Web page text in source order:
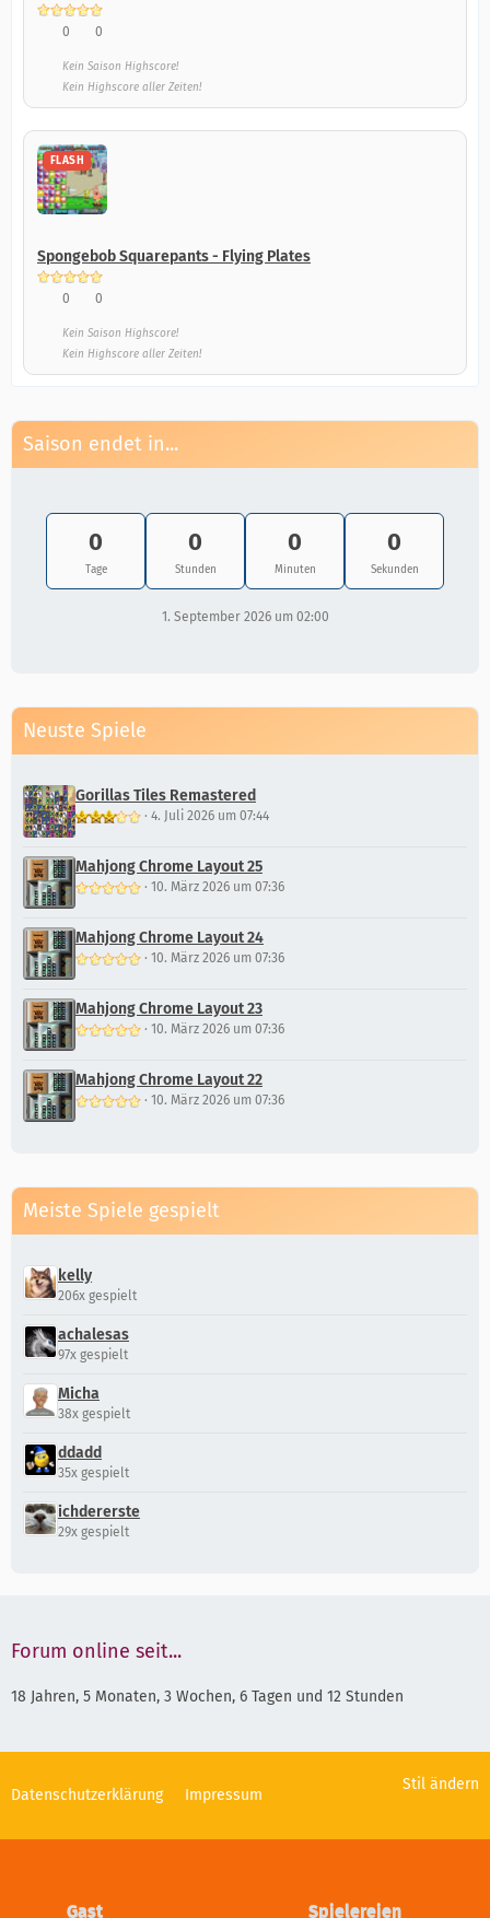
0 0
Kein Saison Highscore!
Kein Highscore aller Zeiten!
FLASH
Spongebob Squarepants - Flying Plates
0 0
Kein Saison Highscore!
Kein Highscore aller Zeiten!
Saison endet in...
0
Tage
0
Stunden
0
Minuten
0
Sekunden
1. September 2026 um 02:00
Neuste Spiele
Gorillas Tiles Remastered
· 4. Juli 2026 um 07:44
Mahjong Chrome Layout 25
· 10. März 2026 um 07:36
Mahjong Chrome Layout 24
· 10. März 2026 um 07:36
Mahjong Chrome Layout 23
· 10. März 2026 um 07:36
Mahjong Chrome Layout 22
· 10. März 2026 um 07:36
Meiste Spiele gespielt
kelly
206x gespielt
achalesas
97x gespielt
Micha
38x gespielt
ddadd
35x gespielt
ichdererste
29x gespielt
Forum online seit...
18 Jahren, 5 Monaten, 3 Wochen, 6 Tagen und 12 Stunden
Stil ändern
Datenschutzerklärung Impressum
Gast Spielereien